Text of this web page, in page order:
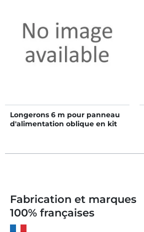
Longerons 6 m pour panneau
d'alimentation oblique en kit
Fabrication et marques
100% françaises